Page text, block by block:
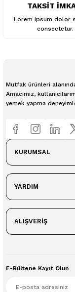
TAKSİT
Lorem ipsum dolor
consectetur.
Mutfak ürünleri
Amacımız,
yemek yapma
KURUMSAL
YARDIM
ALIŞVERİŞ
E-Bültene Kayıt Olun